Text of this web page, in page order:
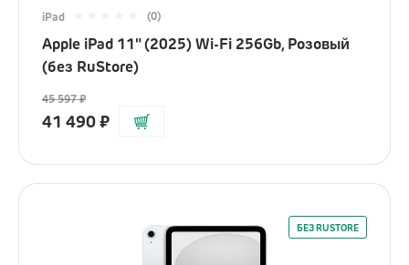
iPad (0)
Apple iPad 11" (2025) Wi-Fi 256Gb, Розовый
(без RuStore)
45 597₽
41 490₽
БЕЗ RUSTORE